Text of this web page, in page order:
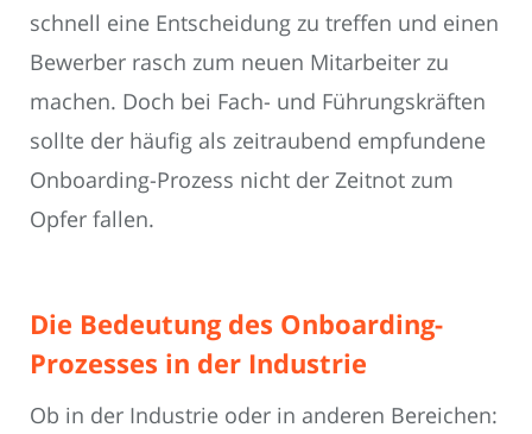
schnell eine Entscheidung zu treffen und einen
Bewerber rasch zum neuen Mitarbeiter zu
machen. Doch bei Fach- und Führungskräften
sollte der häufig als zeitraubend empfundene
Onboarding-Prozess nicht der Zeitnot zum
Opfer fallen.
Die Bedeutung des Onboarding-
Prozesses in der Industrie
Ob in der Industrie oder in anderen Bereichen: